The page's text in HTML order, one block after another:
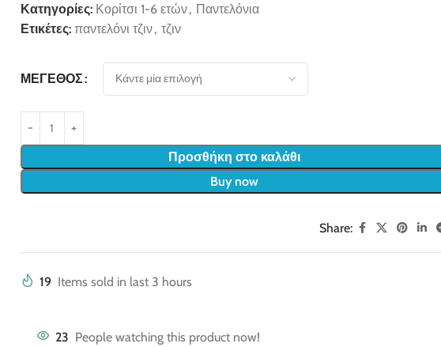
Κατηγορίες: Κορίτσι 1-6 ετών, Παντελόνια
Ετικέτες: παντελόνι τζιν, τζιν
ΜΈΓΕΘΟΣ
Προσθήκη στο καλάθι
Buy now
Share:
19 Items sold in last 3 hours
23 People watching this product now!